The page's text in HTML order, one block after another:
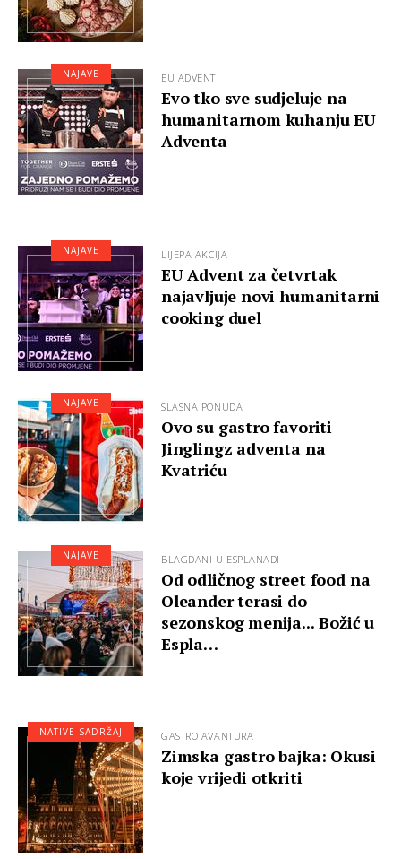
EU ADVENT
Evo tko sve sudjeluje na
humanitarnom kuhanju EU
Adventa
NAJAVE
LIJEPA AKCIJA
EU Advent za četvrtak
najavljuje novi humanitarni
cooking duel
NAJAVE
SLASNA PONUDA
Ovo su gastro favoriti
Jinglingz adventa na
Kvatriću
NAJAVE
BLAGDANI U ESPLANADI
Od odličnog street food na
Oleander terasi do
sezonskog menija... Božić u
Espla…
NAJAVE
GASTRO AVANTURA
Zimska gastro bajka: Okusi
koje vrijedi otkriti
NATIVE SADRŽAJ